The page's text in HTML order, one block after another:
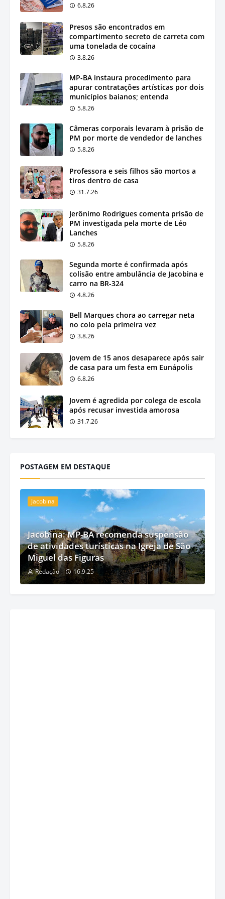
6.8.26
Presos são encontrados em
compartimento secreto de carreta com
uma tonelada de cocaína
3.8.26
MP-BA instaura procedimento para
apurar contratações artísticas por dois
municípios baianos; entenda
5.8.26
Câmeras corporais levaram à prisão de
PM por morte de vendedor de lanches
5.8.26
Professora e seis filhos são mortos a
tiros dentro de casa
31.7.26
Jerônimo Rodrigues comenta prisão de
PM investigada pela morte de Léo
Lanches
5.8.26
Segunda morte é confirmada após
colisão entre ambulância de Jacobina e
carro na BR-324
4.8.26
Bell Marques chora ao carregar neta
no colo pela primeira vez
3.8.26
Jovem de 15 anos desaparece após sair
de casa para um festa em Eunápolis
6.8.26
Jovem é agredida por colega de escola
após recusar investida amorosa
31.7.26
POSTAGEM EM DESTAQUE
Jacobina
Jacobina: MP-BA recomenda suspensão
de atividades turísticas na Igreja de São
Miguel das Figuras
Redação 16.9.25